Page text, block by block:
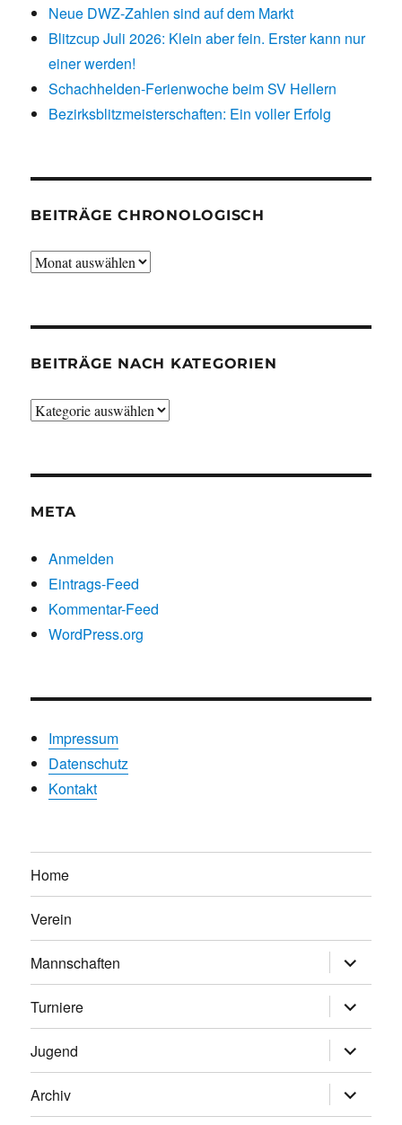
Neue DWZ-Zahlen sind auf dem Markt
Blitzcup Juli 2026: Klein aber fein. Erster kann nur
einer werden!
Schachhelden-Ferienwoche beim SV Hellern
Bezirksblitzmeisterschaften: Ein voller Erfolg
BEITRÄGE CHRONOLOGISCH
Beiträge
BEITRÄGE NACH KATEGORIEN
Beiträge
META
Anmelden
Eintrags-Feed
Kommentar-Feed
WordPress.org
Impressum
Datenschutz
Kontakt
Home
Verein
Mannschaften
anzeigen
Turniere
anzeigen
Jugend
anzeigen
Archiv
anzeigen